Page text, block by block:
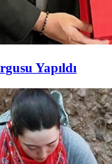
Yapıldı